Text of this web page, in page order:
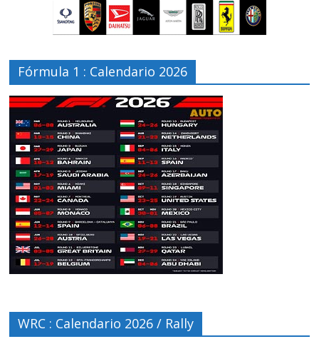
Fórmula 1 : Calendario 2026
WRC : Calendario 2026 / Rally